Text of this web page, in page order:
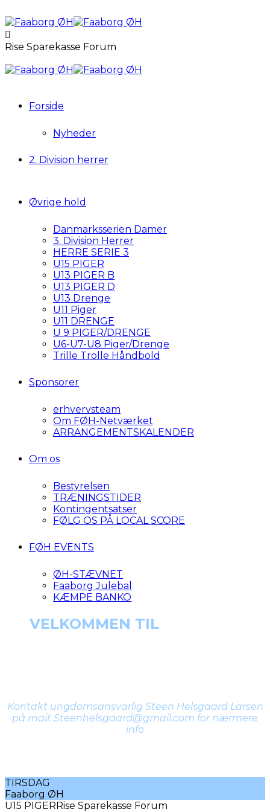
Rise Sparekasse Forum
Forside
Nyheder
2. Division herrer
Øvrige hold
Danmarksserien Damer
3. Division Herrer
HERRE SERIE 3
U15 PIGER
U13 PIGER B
U13 PIGER D
U13 Drenge
U11 Piger
U11 DRENGE
U 9 PIGER/DRENGE
U6-U7-U8 Piger/Drenge
Trille Trolle Håndbold
Sponsorer
erhvervsteam
Om FØH-Netværket
ARRANGEMENTSKALENDER
Om os
Bestyrelsen
TRÆNINGSTIDER
Kontingentsatser
FØLG OS PÅ LOCAL SCORE
FØH EVENTS
ØH-STÆVNET
Faaborg Julebal
KÆMPE BANKO
VELKOMMEN TIL
Kontakt ungdomsansvarlig Steen Helsgaard Larsen
på mail: Steenhelsgaard@gmail.com for nærmere
info
TIRSDAG
Faaborg ØH
U15 PIGERRise Sparekasse Forum